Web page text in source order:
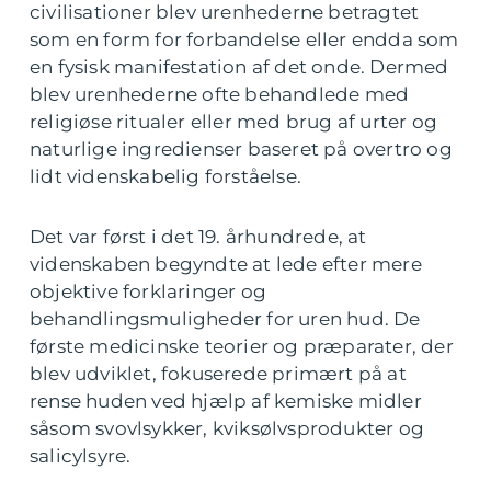
civilisationer blev urenhederne betragtet
som en form for forbandelse eller endda som
en fysisk manifestation af det onde. Dermed
blev urenhederne ofte behandlede med
religiøse ritualer eller med brug af urter og
naturlige ingredienser baseret på overtro og
lidt videnskabelig forståelse.
Det var først i det 19. århundrede, at
videnskaben begyndte at lede efter mere
objektive forklaringer og
behandlingsmuligheder for uren hud. De
første medicinske teorier og præparater, der
blev udviklet, fokuserede primært på at
rense huden ved hjælp af kemiske midler
såsom svovlsykker, kviksølvsprodukter og
salicylsyre.